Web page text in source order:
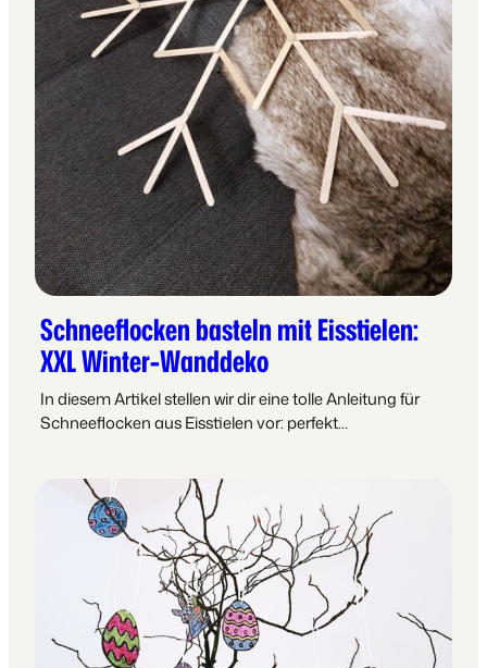
Schneeflocken basteln mit Eisstielen:
XXL Winter-Wanddeko
In diesem Artikel stellen wir dir eine tolle Anleitung für
Schneeflocken aus Eisstielen vor: perfekt…